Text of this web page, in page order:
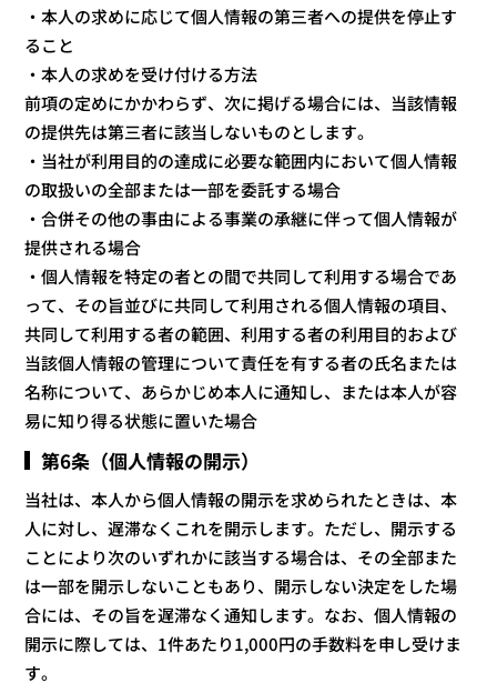
・本人の求めに応じて個人情報の第三者への提供を停止す
ること
・本人の求めを受け付ける方法
前項の定めにかかわらず、次に掲げる場合には、当該情報
の提供先は第三者に該当しないものとします。
・当社が利用目的の達成に必要な範囲内において個人情報
の取扱いの全部または一部を委託する場合
・合併その他の事由による事業の承継に伴って個人情報が
提供される場合
・個人情報を特定の者との間で共同して利用する場合であ
って、その旨並びに共同して利用される個人情報の項目、
共同して利用する者の範囲、利用する者の利用目的および
当該個人情報の管理について責任を有する者の氏名または
名称について、あらかじめ本人に通知し、または本人が容
易に知り得る状態に置いた場合
第6条（個人情報の開示）
当社は、本人から個人情報の開示を求められたときは、本
人に対し、遅滞なくこれを開示します。ただし、開示する
ことにより次のいずれかに該当する場合は、その全部また
は一部を開示しないこともあり、開示しない決定をした場
合には、その旨を遅滞なく通知します。なお、個人情報の
開示に際しては、1件あたり1,000円の手数料を申し受けま
す。